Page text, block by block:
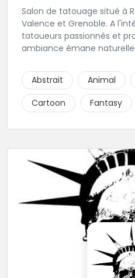
Salon de tatouage situé à
Valence et Grenoble. A
tatoueurs passionnés et
ambiance émane
Abstrait
Animal
Cartoon
Fantasy